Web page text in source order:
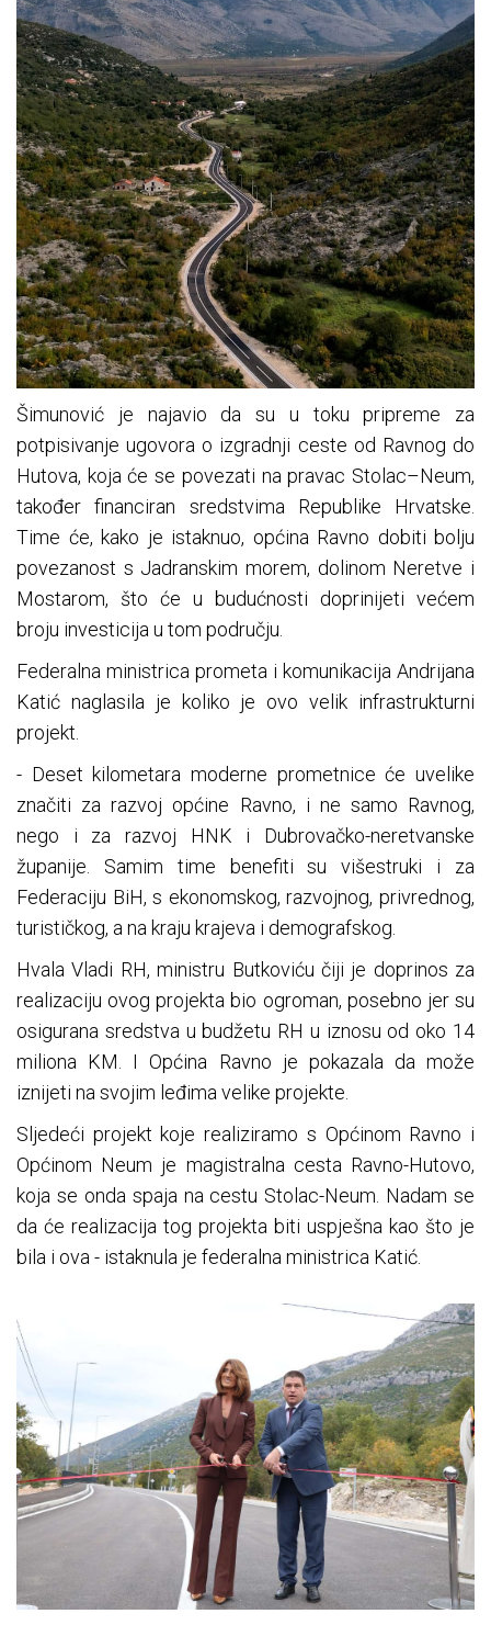
Šimunović je najavio da su u toku pripreme za
potpisivanje ugovora o izgradnji ceste od Ravnog do
Hutova, koja će se povezati na pravac Stolac–Neum,
također financiran sredstvima Republike Hrvatske.
Time će, kako je istaknuo, općina Ravno dobiti bolju
povezanost s Jadranskim morem, dolinom Neretve i
Mostarom, što će u budućnosti doprinijeti većem
broju investicija u tom području.
Federalna ministrica prometa i komunikacija Andrijana
Katić naglasila je koliko je ovo velik infrastrukturni
projekt.
- Deset kilometara moderne prometnice će uvelike
značiti za razvoj općine Ravno, i ne samo Ravnog,
nego i za razvoj HNK i Dubrovačko-neretvanske
županije. Samim time benefiti su višestruki i za
Federaciju BiH, s ekonomskog, razvojnog, privrednog,
turističkog, a na kraju krajeva i demografskog.
Hvala Vladi RH, ministru Butkoviću čiji je doprinos za
realizaciju ovog projekta bio ogroman, posebno jer su
osigurana sredstva u budžetu RH u iznosu od oko 14
miliona KM. I Općina Ravno je pokazala da može
iznijeti na svojim leđima velike projekte.
Sljedeći projekt koje realiziramo s Općinom Ravno i
Općinom Neum je magistralna cesta Ravno-Hutovo,
koja se onda spaja na cestu Stolac-Neum. Nadam se
da će realizacija tog projekta biti uspješna kao što je
bila i ova - istaknula je federalna ministrica Katić.